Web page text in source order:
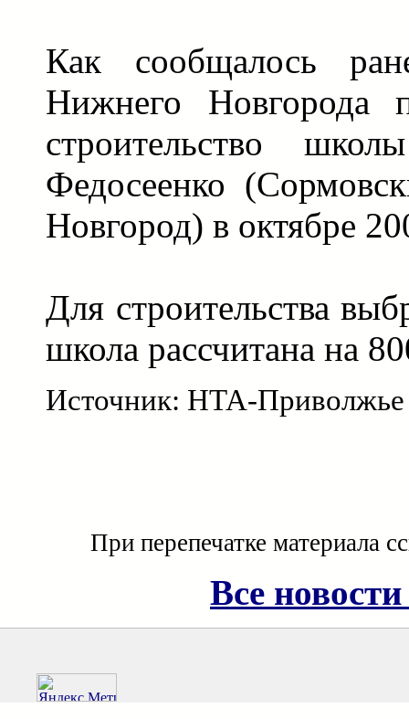
Как сообщалось
Нижнего Новгорода
строительство
Федосеенко
Новгород) в октябре
Для строительства
школа рассчитана на
Источник: НТА-Приволжье
При перепечатке материала
Все